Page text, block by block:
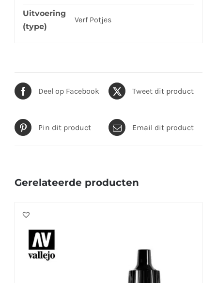
Uitvoering
(type)
Verf Potjes
Deel op Facebook Tweet dit product
Pin dit product Email dit product
Gerelateerde producten